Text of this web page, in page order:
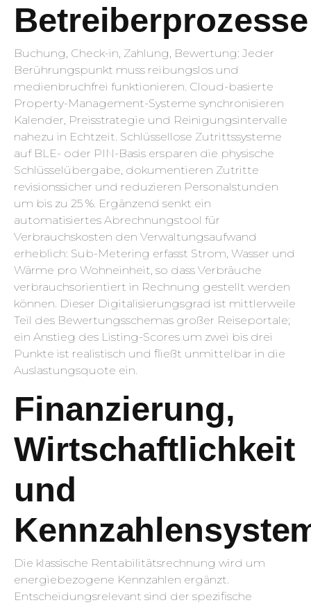
Betreiberprozesse
Buchung, Check-in, Zahlung, Bewertung: Jeder
Berührungspunkt muss reibungslos und
medienbruchfrei funktionieren. Cloud-basierte
Property-Management-Systeme synchronisieren
Kalender, Preisstrategie und Reinigungsintervalle
nahezu in Echtzeit. Schlüssellose Zutrittssysteme
auf BLE- oder PIN-Basis ersparen die physische
Schlüsselübergabe, dokumentieren Zutritte
revisionssicher und reduzieren Personalstunden
um bis zu 25 %. Ergänzend senkt ein
automatisiertes Abrechnungstool für
Verbrauchskosten den Verwaltungsaufwand
erheblich: Sub-Metering erfasst Strom, Wasser und
Wärme pro Wohneinheit, so dass Verbräuche
verbrauchsorientiert in Rechnung gestellt werden
können. Dieser Digitalisierungsgrad ist mittlerweile
Teil des Bewertungsschemas großer Reiseportale;
ein Anstieg des Listing-Scores um zwei bis drei
Punkte ist realistisch und fließt unmittelbar in die
Auslastungsquote ein.
Finanzierung,
Wirtschaftlichkeit
und
Die klassische Rentabilitätsrechnung wird um
energiebezogene Kennzahlen ergänzt.
Entscheidungsrelevant sind der spezifische